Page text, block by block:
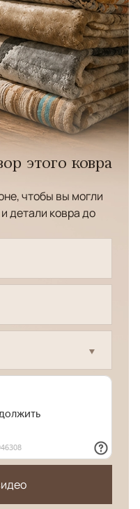
этого ковра
чтобы вы могли
детали ковра до